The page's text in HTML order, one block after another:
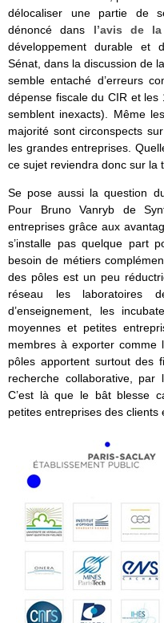
délocaliser une partie de
dénoncé dans l’avis de
développement durable et
Sénat, dans la discussion de
semble entaché d’erreurs
dépense fiscale du CIR et
semblent inexacts). Même
majorité sont circonspects
les grandes entreprises.
ce sujet reviendra donc sur la
Se pose aussi la question
Pour Bruno Vanryb de
entreprises grâce aux
s’installe pas quelque part
besoin de métiers
des pôles est un peu
réseau les laboratoires
d’enseignement, les
moyennes et petites
membres à exporter
pôles apportent surtout des
recherche collaborative, par
C’est là que le bât blesse
petites entreprises des clients